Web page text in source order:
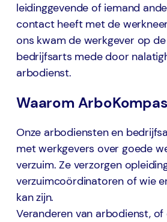
leidinggevende of iemand
contact heeft met de
ons kwam de werkgever op
bedrijfsarts mede door
arbodienst.
Waarom
Onze arbodiensten en
met werkgevers over goede
verzuim. Ze verzorgen
verzuimcoördinatoren of wie
kan zijn.
Veranderen van arbodienst,